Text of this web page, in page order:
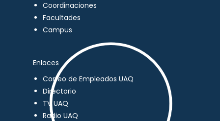
Coordinaciones
Facultades
Campus
Enlaces
Correo de Empleados UAQ
Directorio
TV UAQ
Radio UAQ